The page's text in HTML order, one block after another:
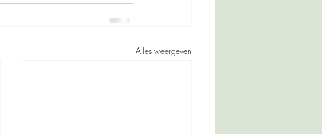
Alles weergeven